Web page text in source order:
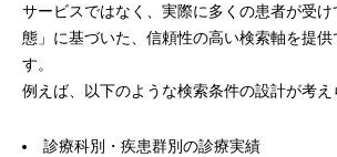
サービスではなく、実際に多くの患者が受
態」に基づいた、信頼性の高い検索軸を提供
す。
例えば、以下のような検索条件の設計が考え
診療科別・疾患群別の診療実績